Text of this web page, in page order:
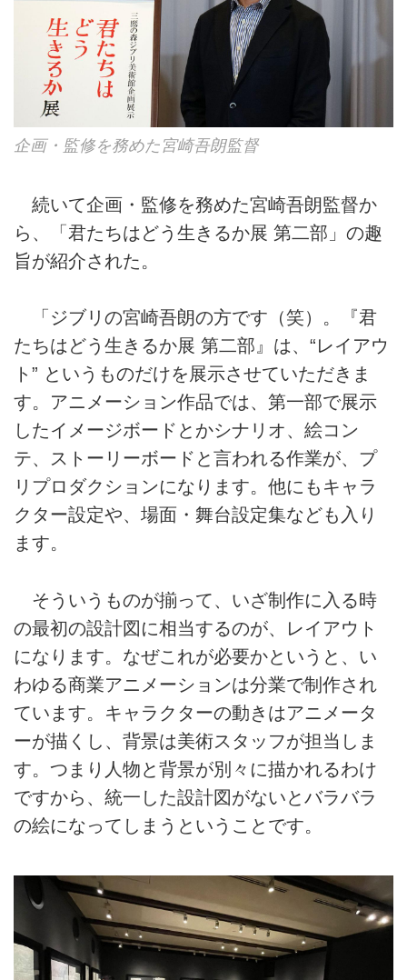
企画・監修を務めた宮崎吾朗監督
続いて企画・監修を務めた宮崎吾朗監督か
ら、「君たちはどう生きるか展 第二部」の趣
旨が紹介された。
「ジブリの宮崎吾朗の方です（笑）。『君
たちはどう生きるか展 第二部』は、“レイアウ
ト” というものだけを展示させていただきま
す。アニメーション作品では、第一部で展示
したイメージボードとかシナリオ、絵コン
テ、ストーリーボードと言われる作業が、プ
リプロダクションになります。他にもキャラ
クター設定や、場面・舞台設定集なども入り
ます。
そういうものが揃って、いざ制作に入る時
の最初の設計図に相当するのが、レイアウト
になります。なぜこれが必要かというと、い
わゆる商業アニメーションは分業で制作され
ています。キャラクターの動きはアニメータ
ーが描くし、背景は美術スタッフが担当しま
す。つまり人物と背景が別々に描かれるわけ
ですから、統一した設計図がないとバラバラ
の絵になってしまうということです。